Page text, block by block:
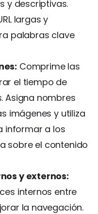
y descriptivas.
largas y
palabras clave
Comprime las
el tiempo de
Asigna nombres
imágenes y utiliza
informar a los
sobre el contenido
y externos:
internos entre
la navegación.